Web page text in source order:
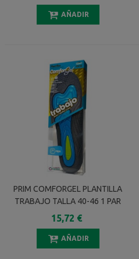
AÑADIR
PRIM COMFORGEL PLANTILLA
TRABAJO TALLA 40-46 1 PAR
15,72 €
AÑADIR